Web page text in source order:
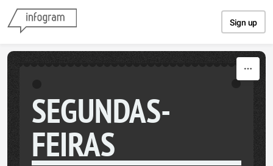
Sign up
SEGUNDAS-
FEIRAS